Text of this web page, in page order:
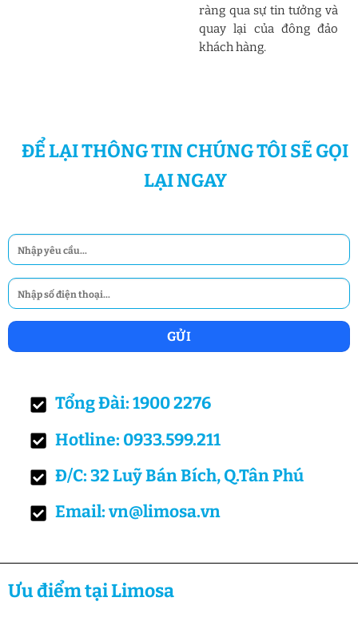
ràng qua sự tin tưởng và
quay lại của đông đảo
khách hàng.
ĐỂ LẠI THÔNG TIN CHÚNG TÔI SẼ GỌI
LẠI NGAY
Tổng Đài: 1900 2276
Hotline: 0933.599.211
Đ/C: 32 Luỹ Bán Bích, Q.Tân Phú
Email: vn@limosa.vn
Ưu điểm tại Limosa